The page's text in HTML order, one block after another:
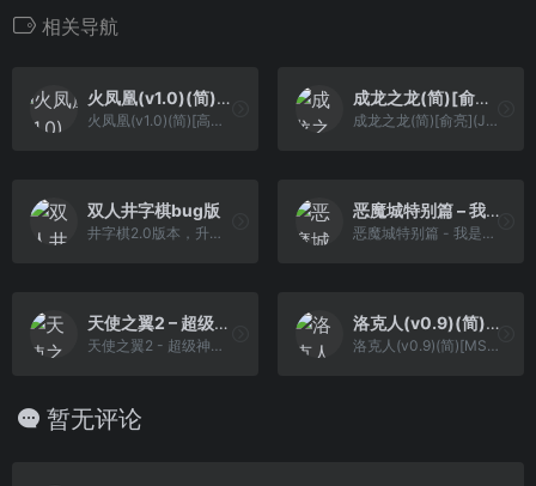
相关导航
火凤凰(v1.0)(简)[高伟](JP)[STG](0.31Mb)
火凤凰(v1.0)(简)[高伟](JP)[STG](0.31Mb)
成龙之龙(简)[俞亮](JP)[ACT](2Mb)
成龙之龙(简)[俞亮](JP)[ACT](2Mb)
双人井字棋bug版
井字棋2.0版本，升级出BUG了
恶魔城特别篇 – 我是德古拉君(新标题)(简)[逆游の五彩鱼][ACT](4Mb)
恶魔城特别篇 - 我是德古拉君(新标题)(简)[逆游の五彩鱼][ACT](4Mb)
天使之翼2 – 超级神射手(简)[外星科技](JP)[SPG](6Mb)
天使之翼2 - 超级神射手(简)[外星科技](JP)[SPG](6Mb)
洛克人(v0.9)(简)[MS](JP)[ACT](1Mb)
洛克人(v0.9)(简)[MS](JP)[ACT](1Mb)
暂无评论